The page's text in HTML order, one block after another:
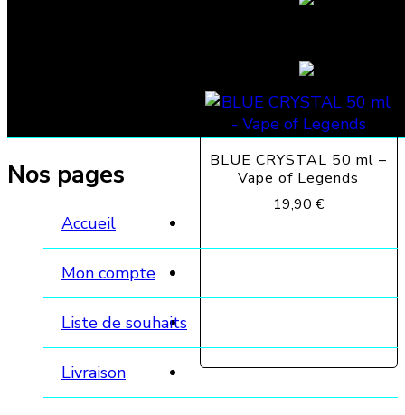
BLUE CRYSTAL 50 ml –
Vape of Legends
19,90€
Nos pages
Accueil
Mon compte
Liste de souhaits
Livraison